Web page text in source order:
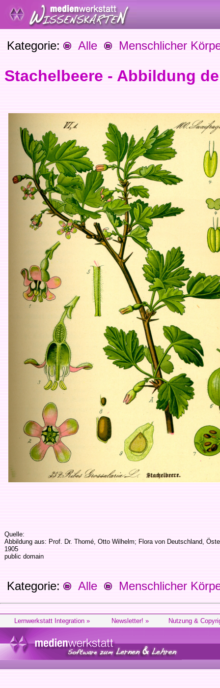
Kategorie: Alle Menschlicher
Stachelbeere - Abbildung
Quelle:
Abbildung aus: Prof. Dr. Thomé, Otto Wilhelm; Flora von Deutschland,
1905
public domain
Kategorie: Alle Menschlicher
Lernwerkstatt Integration » Newsletter! » Nutzung &